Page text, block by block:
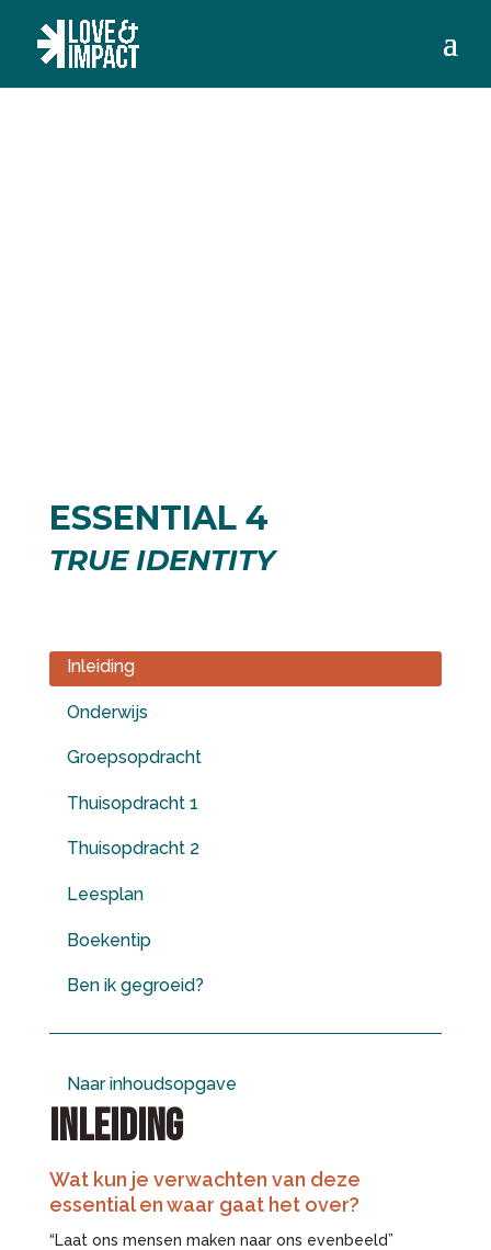
ESSENTIAL 4
TRUE IDENTITY
Inleiding
Onderwijs
Groepsopdracht
Thuisopdracht 1
Thuisopdracht 2
Leesplan
Boekentip
Ben ik gegroeid?
Naar inhoudsopgave
INLEIDING
Wat kun je verwachten van deze
essential en waar gaat het over?
“Laat ons mensen maken naar ons evenbeeld”